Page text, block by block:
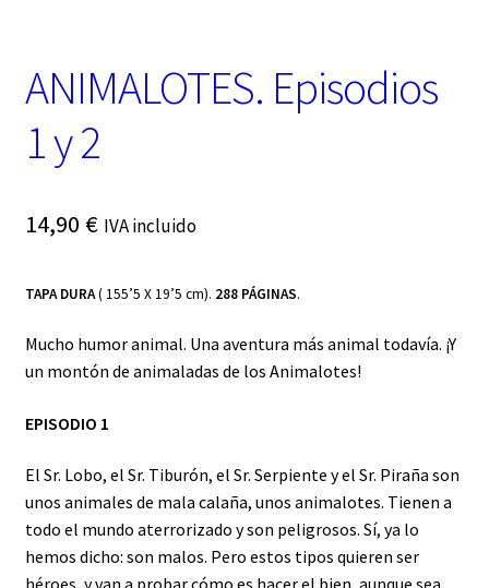
rANIMALOTES. Episodios
1 y 2
14,90 € IVA incluido
TAPA DURA( 155’5 X 19’5 cm). 288 PÁGINAS.
Mucho humor animal. Una aventura más animal todavía. ¡Y
un montón de animaladas de los Animalotes!
EPISODIO 1
El Sr. Lobo, el Sr. Tiburón, el Sr. Serpiente y el Sr. Piraña son
unos animales de mala calaña, unos animalotes. Tienen a
todo el mundo aterrorizado y son peligrosos. Sí, ya lo
hemos dicho: son malos. Pero estos tipos quieren ser